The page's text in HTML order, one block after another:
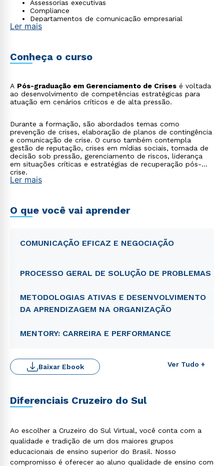
Assessorias executivas
Compliance
Departamentos de comunicação empresarial
Ler mais
Conheça o curso
A Pós-graduação em Gerenciamento de Crises é voltada
ao desenvolvimento de competências estratégicas para
atuação em cenários críticos e de alta pressão.
Durante a formação, são abordados temas como
prevenção de crises, elaboração de planos de contingência
e comunicação de crise. O curso também contempla
gestão de reputação, crises em mídias sociais, tomada de
decisão sob pressão, gerenciamento de riscos, liderança
em situações críticas e estratégias de recuperação pós-
crise.
Ler mais
O que você vai aprender
COMUNICAÇÃO EFICAZ E NEGOCIAÇÃO
PROCESSO GERAL DE SOLUÇÃO DE PROBLEMAS
METODOLOGIAS ATIVAS E DESENVOLVIMENTO
DA APRENDIZAGEM NA ORGANIZAÇÃO
MENTORY: CARREIRA E PERFORMANCE
Ver Tudo +
Baixar Ebook
Diferenciais Cruzeiro do Sul
Ao escolher a Cruzeiro do Sul Virtual, você conta com a
qualidade e tradição de um dos maiores grupos
educacionais de ensino superior do Brasil. Nosso
compromisso é oferecer ao aluno qualidade de ensino com